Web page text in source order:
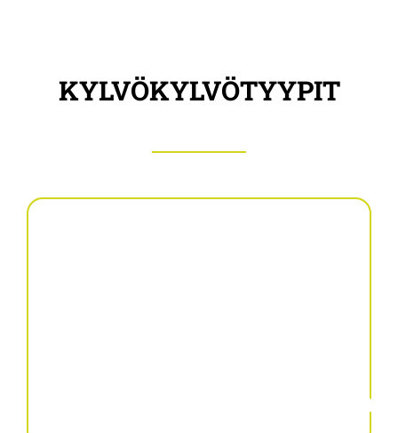
KYLVÖKYLVÖTYYPIT